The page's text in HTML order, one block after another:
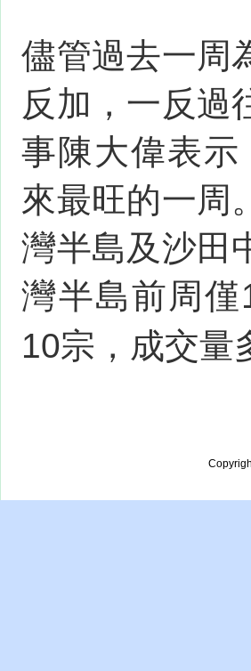
儘管過去一周
反加，一反過
事陳大偉表
來最旺的一周
灣半島及沙田
灣半島前周
10宗，成交量